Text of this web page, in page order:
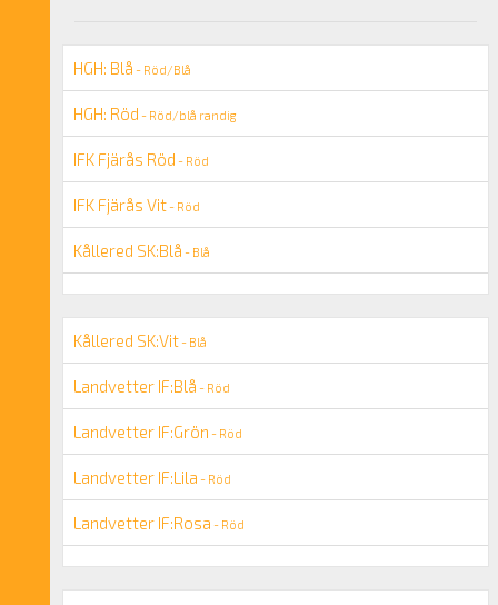
HGH: Blå - Röd/Blå
HGH: Röd - Röd/blå randig
IFK Fjärås Röd - Röd
IFK Fjärås Vit- Röd
Kållered SK:Blå - Blå
Kållered SK:Vit- Blå
Landvetter IF:Blå - Röd
Landvetter IF:Grön - Röd
Landvetter IF:Lila - Röd
Landvetter IF:Rosa - Röd